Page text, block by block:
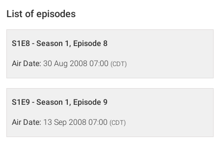
List of episodes
S1E8 - Season 1, Episode 8
Air Date: 30 Aug 2008 07:00 (CDT)
S1E9 - Season 1, Episode 9
Air Date: 13 Sep 2008 07:00 (CDT)